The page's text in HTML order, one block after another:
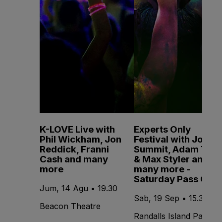
K-LOVE Live with
Phil Wickham, Jon
Reddick, Franni
Cash and many
more
Jum, 14 Agu • 19.30
Beacon Theatre
Experts Only
Festival with John
Summit, Adam Ten
& Max Styler and
many more -
Saturday Pass Only
Sab, 19 Sep • 15.30
Randalls Island Park